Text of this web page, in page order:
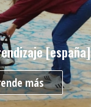
[españa]
más